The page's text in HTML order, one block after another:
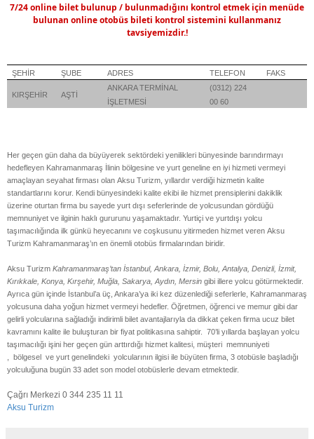
7/24online bilet bulunup / bulunmadığını kontrol etmek için menüde
bulunan onlineotobüs bileti kontrol sistemini kullanmanız
tavsiyemizdir.!
ŞEHİR ŞUBE ADRES TELEFON FAKS
KIRŞEHİR AŞTİ
ANKARA TERMİNAL
İŞLETMESİ
(0312) 224
00 60
Her geçen gün daha da büyüyerek sektördeki yenilikleri bünyesinde barındırmayı
hedefleyen Kahramanmaraş İlinin bölgesine ve yurt geneline en iyi hizmeti vermeyi
amaçlayan seyahat firması olan Aksu Turizm, yıllardır verdiği hizmetin kalite
standartlarını korur. Kendi bünyesindeki kalite ekibi ile hizmet prensiplerini dakiklik
üzerine oturtan firma bu sayede yurt dışı seferlerinde de yolcusundan gördüğü
memnuniyet ve ilginin haklı gururunu yaşamaktadır. Yurtiçi ve yurtdışı yolcu
taşımacılığında ilk günkü heyecanını ve coşkusunu yitirmeden hizmet veren Aksu
Turizm Kahramanmaraş’ın en önemli otobüs firmalarından biridir.
Aksu Turizm Kahramanmaraş’tan İstanbul, Ankara, İzmir, Bolu, Antalya, Denizli, İzmit,
Kırıkkale, Konya, Kırşehir, Muğla, Sakarya, Aydın, Mersin gibi illere yolcu götürmektedir.
Ayrıca gün içinde İstanbul’a üç, Ankara’ya iki kez düzenlediği seferlerle, Kahramanmaraş
yolcusuna daha yoğun hizmet vermeyi hedefler. Öğretmen, öğrenci ve memur gibi dar
gelirli yolcularına sağladığı indirimli bilet avantajlarıyla da dikkat çeken firma ucuz bilet
kavramını kalite ile buluşturan bir fiyat politikasına sahiptir. 70’li yıllarda başlayan yolcu
taşımacılığı işini her geçen gün arttırdığı hizmet kalitesi, müşteri memnuniyeti
bölgesel ve yurt genelindeki yolcularının ilgisi ile büyüten firma, 3 otobüsle başladığı
yolculuğuna bugün 33 adet son model otobüslerle devam etmektedir.
Çağrı Merkezi 0 344 235 11 11
Aksu Turizm